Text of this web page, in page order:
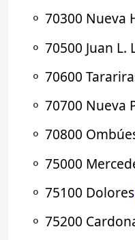
⚬ 70300 Nueva
⚬ 70500 Juan L.
⚬ 70600
⚬ 70700 Nueva
⚬ 70800
⚬ 75000
⚬ 75100 Dolores
⚬ 75200